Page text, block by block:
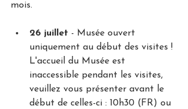
mois.
26 juillet - Musée ouvert
uniquement au début des visites !
L'accueil du Musée est
inaccessible pendant les visites,
veuillez vous présenter avant le
début de celles-ci : 10h30 (FR) ou